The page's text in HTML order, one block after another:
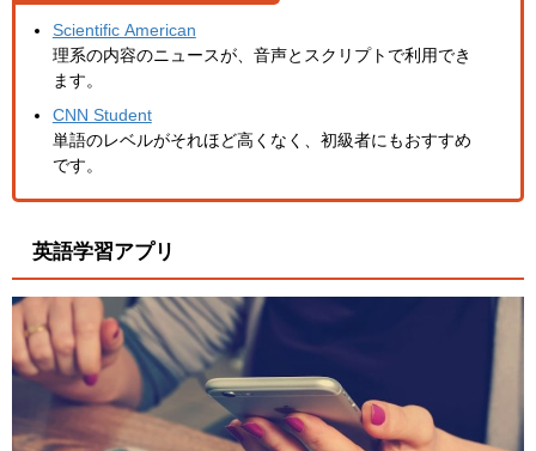
Scientific American
理系の内容のニュースが、音声とスクリプトで利用でき
ます。
CNN Student
単語のレベルがそれほど高くなく、初級者にもおすすめ
です。
英語学習アプリ